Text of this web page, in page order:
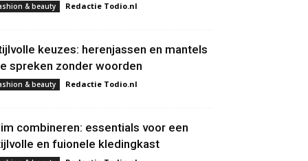
& beauty Redactie Todio.nl
keuzes: herenjassen en mantels
spreken zonder woorden
& beauty Redactie Todio.nl
combineren: essentials voor een
en fuionele kledingkast